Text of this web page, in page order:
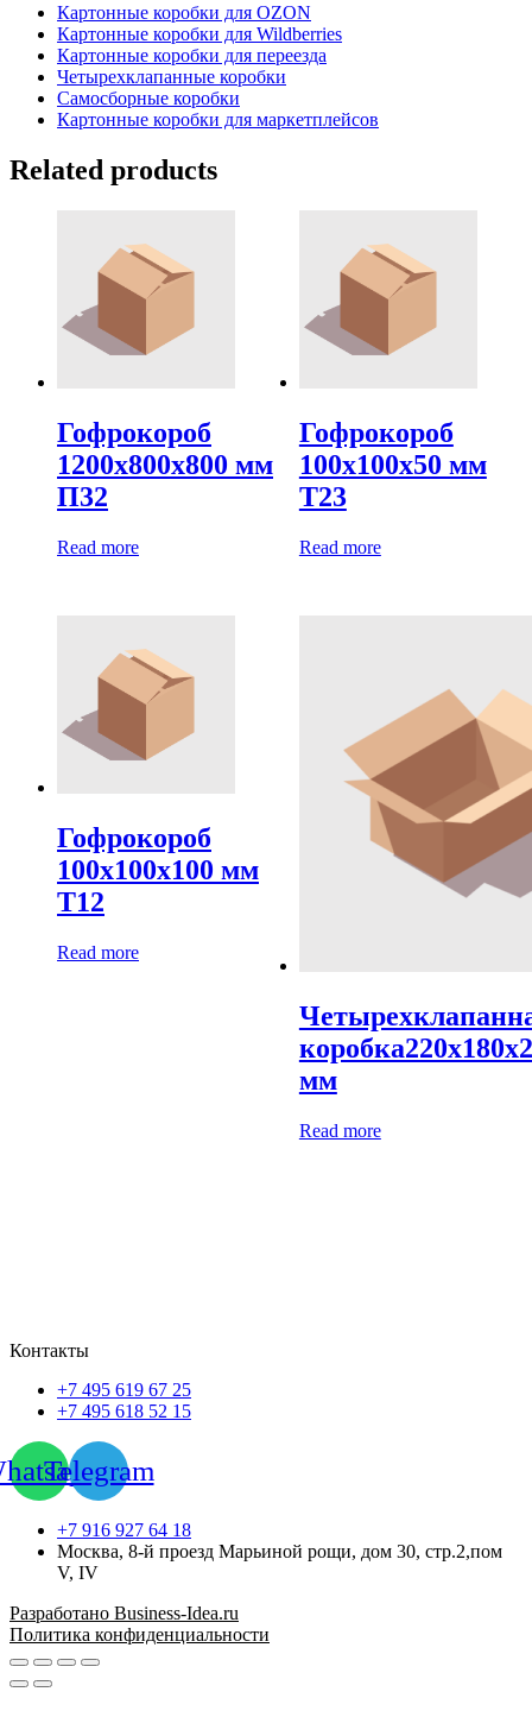
Картонные коробки для OZON
Картонные коробки для Wildberries
Картонные коробки для переезда
Четырехклапанные коробки
Самосборные коробки
Картонные коробки для маркетплейсов
Related products
Гофрокороб
1200х800х800 мм
П32
Read more
Гофрокороб
100х100х50 мм
Т23
Read more
Гофрокороб
100х100х100 мм
Т12
Read more
мм
Read more
Контакты
+7 495 619 67 25
+7 495 618 52 15
Telegram
+7 916 927 64 18
Москва, 8-й проезд Марьиной рощи, дом 30, стр.2,пом
V, IV
Разработано Business-Idea.ru
Политика конфиденциальности